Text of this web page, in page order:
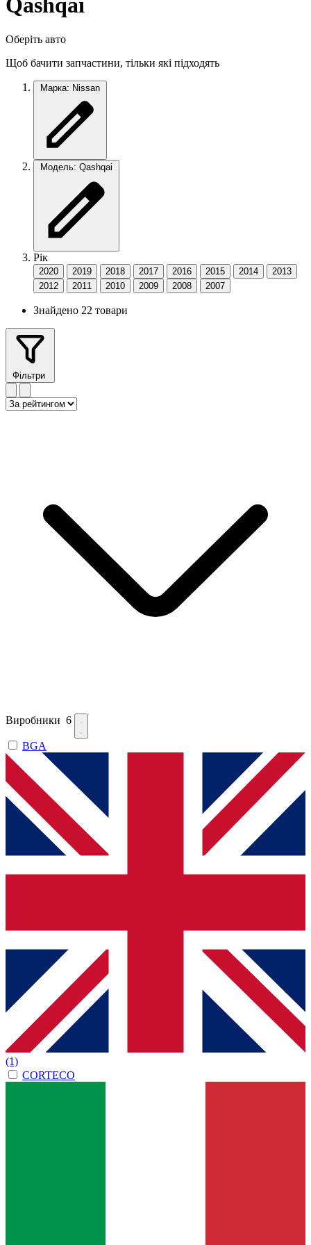
Qashqai
Оберіть авто
Щоб бачити запчастини, тільки які підходять
Марка: Nissan
Модель: Qashqai
Рік
2020 2019 2018 2017 2016 2015 2014
2013
2012
2011 2010 2009 2008 2007
Знайдено 22 товари
Фільтри
Виробники 6
BGA
(1)
CORTECO